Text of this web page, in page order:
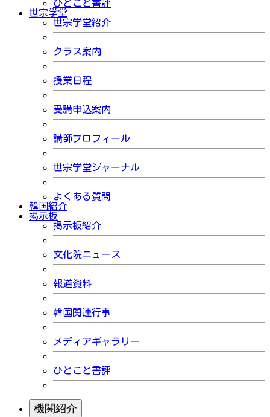
ひとこと書評
世宗学堂
世宗学堂紹介
クラス案内
授業日程
受講申込案内
講師プロフィール
世宗学堂ジャーナル
よくある質問
韓国紹介
掲示板
掲示板紹介
文化院ニュース
報道資料
韓国関連行事
メディアギャラリー
ひとこと書評
機関紹介